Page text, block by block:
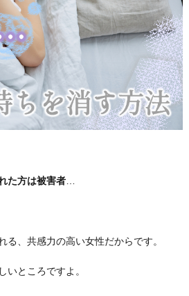
た方は被害者…
、共感力の高い女性だからです。
いところですよ。